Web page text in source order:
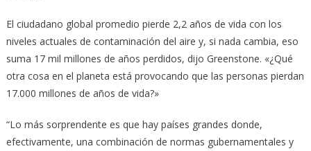
El ciudadano global promedio pierde 2,2 años de vida con los
niveles actuales de contaminación del aire y, si nada cambia, eso
suma 17 mil millones de años perdidos, dijo Greenstone. «¿Qué
otra cosa en el planeta está provocando que las personas pierdan
17.000 millones de años de vida?»
“Lo más sorprendente es que hay países grandes donde,
efectivamente, una combinación de normas gubernamentales y